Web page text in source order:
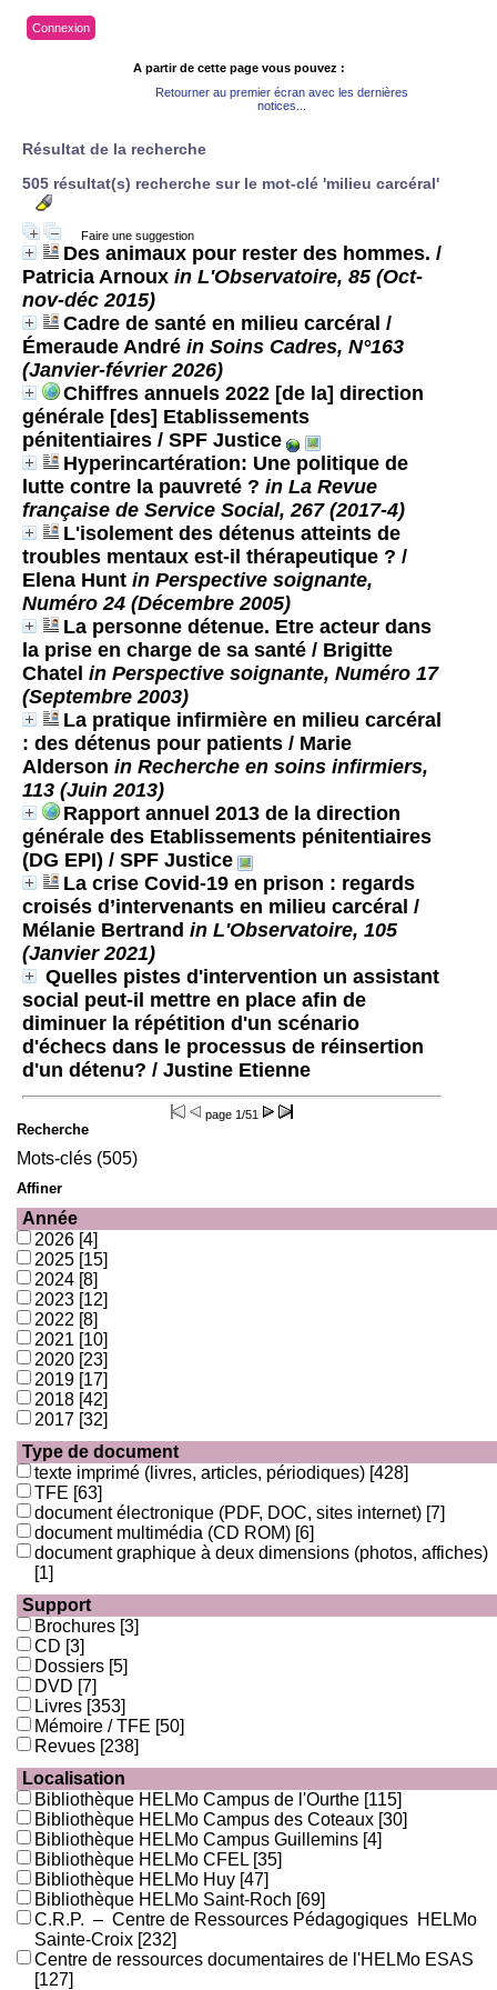
Connexion
A partir de cette page vous pouvez :
Retourner au premier écran avec les dernières
notices...
Résultat de la recherche
505 résultat(s) recherche sur le mot-clé 'milieu carcéral'
Faire une suggestion
Des animaux pour rester des hommes. /
Patricia Arnoux in L'Observatoire, 85 (Oct-
nov-déc 2015)
Cadre de santé en milieu carcéral /
Émeraude André in Soins Cadres, N°163
(Janvier-février 2026)
Chiffres annuels 2022 [de la] direction
générale [des] Etablissements
pénitentiaires / SPF Justice
Hyperincartération: Une politique de
lutte contre la pauvreté ? in La Revue
française de Service Social, 267 (2017-4)
L'isolement des détenus atteints de
troubles mentaux est-il thérapeutique ? /
Elena Hunt in Perspective soignante,
Numéro 24 (Décembre 2005)
La personne détenue. Etre acteur dans
la prise en charge de sa santé / Brigitte
Chatel in Perspective soignante, Numéro 17
(Septembre 2003)
La pratique infirmière en milieu carcéral
: des détenus pour patients / Marie
Alderson in Recherche en soins infirmiers,
113 (Juin 2013)
Rapport annuel 2013 de la direction
générale des Etablissements pénitentiaires
(DG EPI) / SPF Justice
La crise Covid-19 en prison : regards
croisés d’intervenants en milieu carcéral /
Mélanie Bertrand in L'Observatoire, 105
(Janvier 2021)
Quelles pistes d'intervention un assistant
social peut-il mettre en place afin de
diminuer la répétition d'un scénario
d'échecs dans le processus de réinsertion
d'un détenu? / Justine Etienne
page 1/51
Recherche
Mots-clés (505)
Affiner
Année
2026 [4]
2025 [15]
2024 [8]
2023 [12]
2022 [8]
2021 [10]
2020 [23]
2019 [17]
2018 [42]
2017 [32]
Type de document
texte imprimé (livres, articles, périodiques) [428]
TFE [63]
document électronique (PDF, DOC, sites internet) [7]
document multimédia (CD ROM) [6]
document graphique à deux dimensions (photos, affiches)
[1]
Support
Brochures [3]
CD [3]
Dossiers [5]
DVD [7]
Livres [353]
Mémoire / TFE [50]
Revues [238]
Localisation
Bibliothèque HELMo Campus de l'Ourthe [115]
Bibliothèque HELMo Campus des Coteaux [30]
Bibliothèque HELMo Campus Guillemins [4]
Bibliothèque HELMo CFEL [35]
Bibliothèque HELMo Huy [47]
Bibliothèque HELMo Saint-Roch [69]
C.R.P. – Centre de Ressources Pédagogiques HELMo
Sainte-Croix [232]
Centre de ressources documentaires de l'HELMo ESAS
[127]